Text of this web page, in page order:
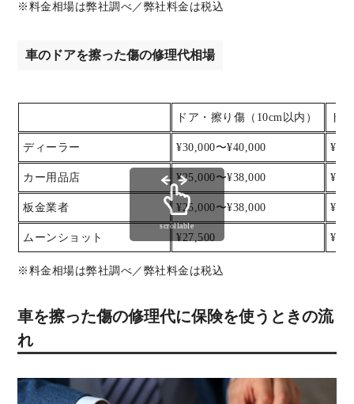
※料金相場は弊社調べ／弊社料金は税込
車のドアを擦った傷の修理代相場
ドア・擦り傷（10cm以内） ド
ディーラー ¥30,000〜¥40,000
カー用品店 ¥25,000〜¥38,000
板金業者 ¥25,000〜¥38,000
ムーンショット ¥27,500
※料金相場は弊社調べ／弊社料金は税込
scrollable
車を擦った傷の修理代に保険を使うときの流
れ